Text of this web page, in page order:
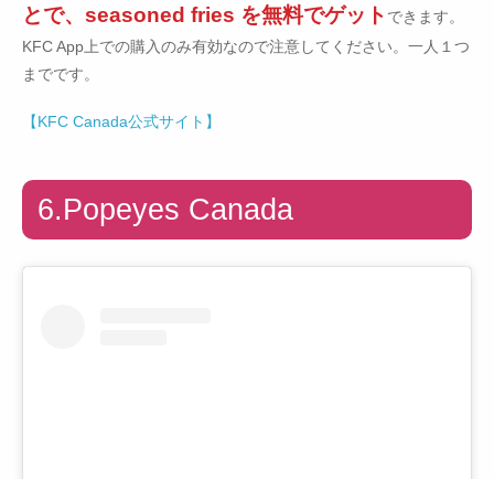
とで、seasoned fries を無料でゲット できます。
KFC App上での購入のみ有効なので注意してください。一人１つ
までです。
【KFC Canada公式サイト】
6.Popeyes Canada